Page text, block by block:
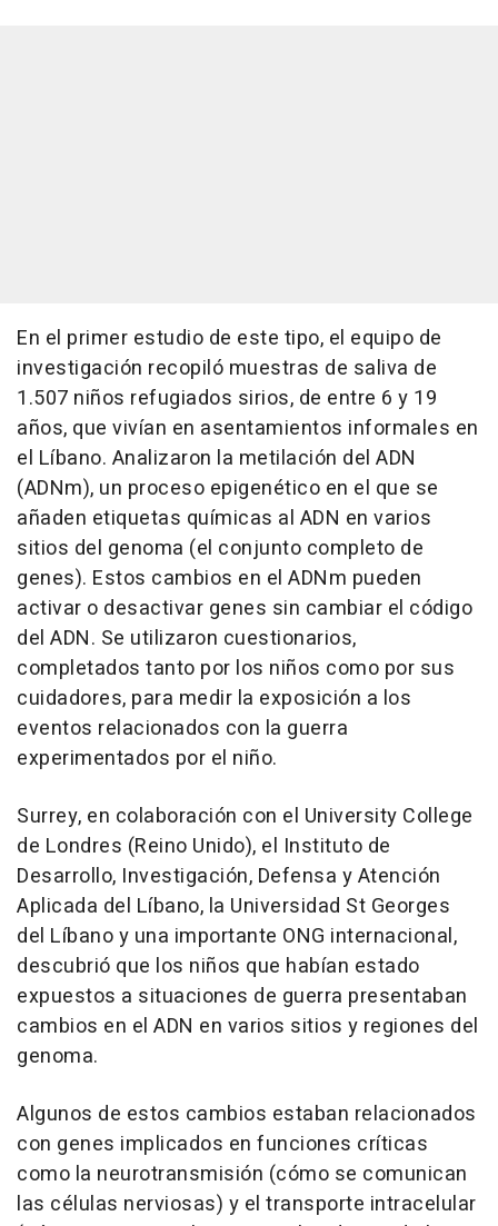
En el primer estudio de este tipo, el equipo de
investigación recopiló muestras de saliva de
1.507 niños refugiados sirios, de entre 6 y 19
años, que vivían en asentamientos informales en
el Líbano. Analizaron la metilación del ADN
(ADNm), un proceso epigenético en el que se
añaden etiquetas químicas al ADN en varios
sitios del genoma (el conjunto completo de
genes). Estos cambios en el ADNm pueden
activar o desactivar genes sin cambiar el código
del ADN. Se utilizaron cuestionarios,
completados tanto por los niños como por sus
cuidadores, para medir la exposición a los
eventos relacionados con la guerra
experimentados por el niño.
Surrey, en colaboración con el University College
de Londres (Reino Unido), el Instituto de
Desarrollo, Investigación, Defensa y Atención
Aplicada del Líbano, la Universidad St Georges
del Líbano y una importante ONG internacional,
descubrió que los niños que habían estado
expuestos a situaciones de guerra presentaban
cambios en el ADN en varios sitios y regiones del
genoma.
Algunos de estos cambios estaban relacionados
con genes implicados en funciones críticas
como la neurotransmisión (cómo se comunican
las células nerviosas) y el transporte intracelular